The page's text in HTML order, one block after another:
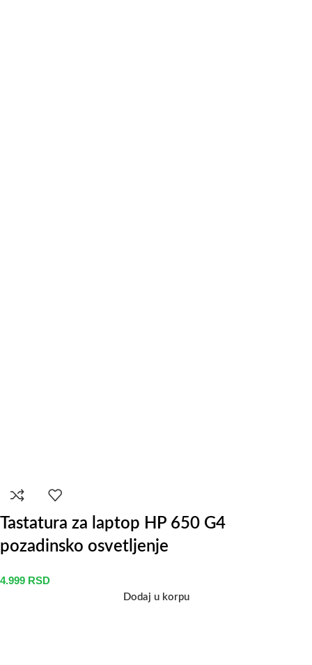
Tastatura za laptop HP 650 G4
pozadinsko osvetljenje
4.999 RSD
Dodaj u korpu